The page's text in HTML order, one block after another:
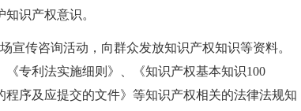
识产权意识。
宣传咨询活动，向群众发放知识产权知识等资料。
专利法实施细则》、《知识产权基本知识100
序及应提交的文件》等知识产权相关的法律法规知